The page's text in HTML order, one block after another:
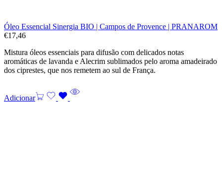
Óleo Essencial Sinergia BIO | Campos de Provence | PRANAROM
€17,46
Mistura óleos essenciais para difusão com delicados notas
aromáticas de lavanda e Alecrim sublimados pelo aroma amadeirado
dos ciprestes, que nos remetem ao sul de França.
Adicionar